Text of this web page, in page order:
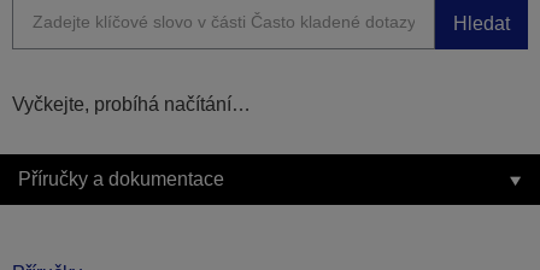
Hledat
Vyčkejte, probíhá načítání…
Příručky a dokumentace